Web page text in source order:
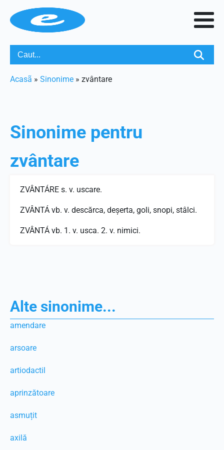
Acasã » Sinonime » zvântare
Sinonime pentru
zvântare
ZVÂNTÁRE s. v. uscare.
ZVÂNTÁ vb. v. descărca, deşerta, goli, snopi, stâlci.
ZVÂNTÁ vb. 1. v. usca. 2. v. nimici.
Alte sinonime...
amendare
arsoare
artiodactil
aprinzătoare
asmuțit
axilă